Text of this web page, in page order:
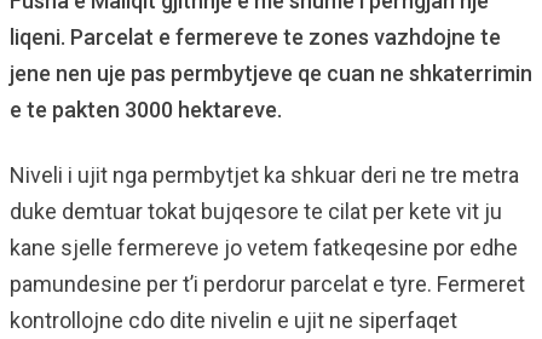
liqeni. Parcelat e fermereve te zones vazhdojne te
jene nen uje pas permbytjeve qe cuan ne shkaterrimin
e te pakten 3000 hektareve.
Niveli i ujit nga permbytjet ka shkuar deri ne tre metra
duke demtuar tokat bujqesore te cilat per kete vit ju
kane sjelle fermereve jo vetem fatkeqesine por edhe
pamundesine per t’i perdorur parcelat e tyre. Fermeret
kontrollojne cdo dite nivelin e ujit ne siperfaqet